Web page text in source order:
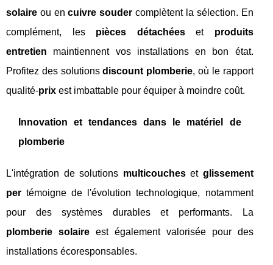
solaire ou encuivre souder complètent la sélection. En
complément, les pièces détachéeset produits
entretien maintiennent vos installations en bon état.
Profitez des solutionsdiscount plomberie, où le rapport
qualité-prix est imbattable pour équiper à moindre coût.
Innovation et tendances dans le matériel de
plomberie
L'intégration de solutions multicoucheset glissement
per témoigne de l'évolution technologique, notamment
pour des systèmes durables et performants. La
plomberie solaireest également valorisée pour des
installations écoresponsables.